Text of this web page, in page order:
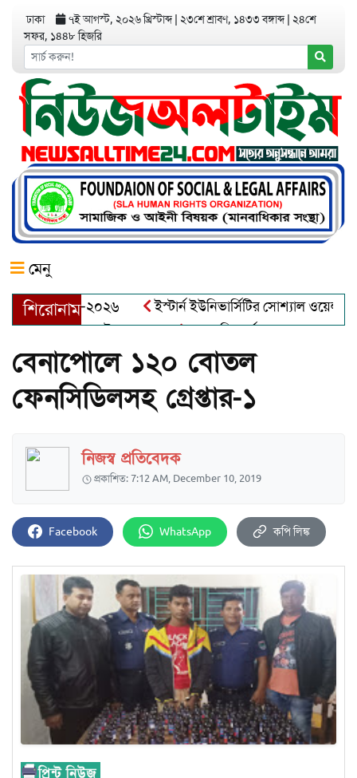
ঢাকা ৭ই আগস্ট, ২০২৬ খ্রিস্টাব্দ ২৩শে শ্রাবণ, ১৪৩৩ বঙ্গাব্দ ২৪শে
সফর, ১৪৪৮ হিজরি
মেনু
শিরোনাম
অ্যাওয়ার্ড–২০২৬
ইস্টার্ন ইউনিভার্সিটির সোশ্যাল
খালেক এর ইন্তেকাল
আত্মশুদ্ধি অর্জন ও অশুভকে বর্জন করে
বেনাপোলে ১২০ বোতল
ফেনসিডিলসহ গ্রেপ্তার-১
নিজস্ব প্রতিবেদক
প্রকাশিত: 7:12 AM, December 10, 2019
Facebook WhatsApp কপি লিঙ্ক